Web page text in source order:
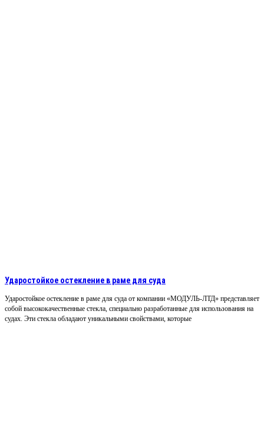
Ударостойкое остекление в раме для суда
Ударостойкое остекление в раме для суда от компании «МОДУЛЬ-ЛТД» представляет
собой высококачественные стекла, специально разработанные для использования на
судах. Эти стекла обладают уникальными свойствами, которые